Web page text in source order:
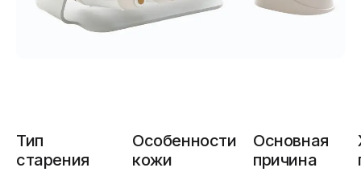
Тип
старения
Особенности
кожи
Основная
причина